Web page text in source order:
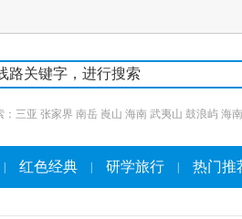
三亚 张家界 南岳 崀山 海南 武夷山 鼓浪屿 海南
红色经典 研学旅行 热门推